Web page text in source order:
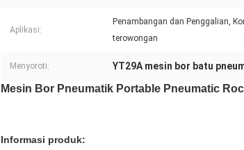
Aplikasi:
Penambangan dan Penggalian,
terowongan
Menyoroti: YT29A mesin bor batu
Mesin Bor Pneumatik Portable Pneumatic
Informasi produk: